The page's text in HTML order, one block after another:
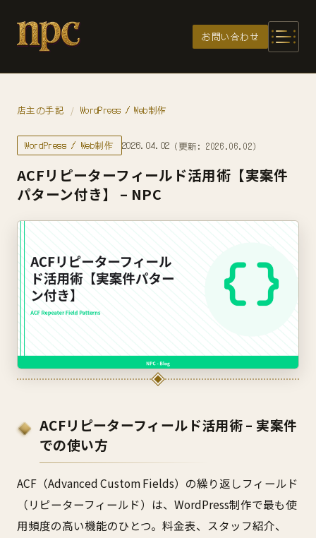
お問い合わせ
店主の手記 / WordPress / Web制作
WordPress / Web制作 2026.04.02 （更新: 2026.06.02）
ACFリピーターフィールド活用術【実案件
パターン付き】 – NPC
ACFリピーターフィールド活用術 – 実案件
での使い方
ACF（Advanced Custom Fields）の繰り返しフィールド
（リピーターフィールド）は、WordPress制作で最も使
用頻度の高い機能のひとつ。料金表、スタッフ紹介、